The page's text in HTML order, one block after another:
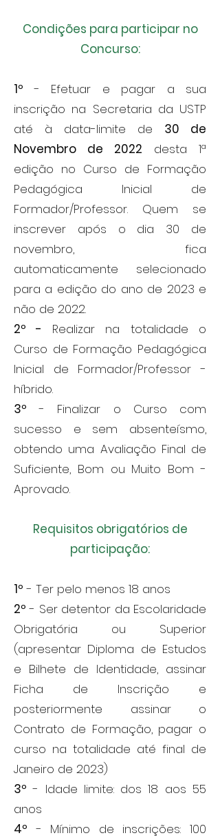
Condições para participar no
Concurso:
1º- Efetuar e pagar a sua
inscrição na Secretaria da USTP
até à data-limite de 30 de
Novembro de 2022 desta 1ª
edição no Curso de Formação
Pedagógica Inicial de
Formador/Professor. Quem se
inscrever após o dia 30 de
novembro, fica
automaticamente selecionado
para a edição do ano de 2023 e
não de 2022.
2º - Realizar na totalidade o
Curso de Formação Pedagógica
Inicial de Formador/Professor -
híbrido.
3º - Finalizar o Curso com
sucesso e sem absenteísmo,
obtendo uma Avaliação Final de
Suficiente, Bom ou Muito Bom -
Aprovado.
Requisitos obrigatórios de
participação:
1º - Ter pelo menos 18 anos
2º - Ser detentor da Escolaridade
Obrigatória ou Superior
(apresentar Diploma de Estudos
e Bilhete de Identidade, assinar
Ficha de Inscrição e
posteriormente assinar o
Contrato de Formação, pagar o
curso na totalidade até final de
Janeiro de 2023)
3º - Idade limite: dos 18 aos 55
anos
4º - Mínimo de inscrições: 100